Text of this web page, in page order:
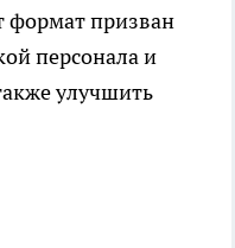
формат призван
персонала и
улучшить